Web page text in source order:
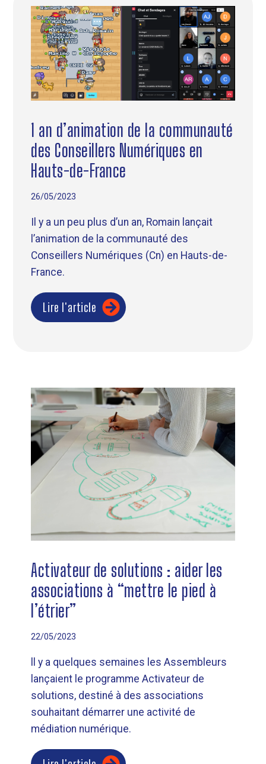
1 an d’animation de la communauté
des Conseillers Numériques en
Hauts-de-France
26/05/2023
Il y a un peu plus d’un an, Romain lançait
l’animation de la communauté des
Conseillers Numériques (Cn) en Hauts-de-
France.
Lire l'article
Activateur de solutions : aider les
associations à “mettre le pied à
l’étrier”
22/05/2023
ll y a quelques semaines les Assembleurs
lançaient le programme Activateur de
solutions, destiné à des associations
souhaitant démarrer une activité de
médiation numérique.